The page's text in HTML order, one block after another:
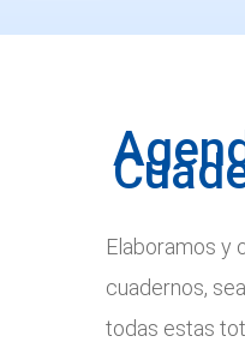
Elaboramos y
cuadernos,
todas estas